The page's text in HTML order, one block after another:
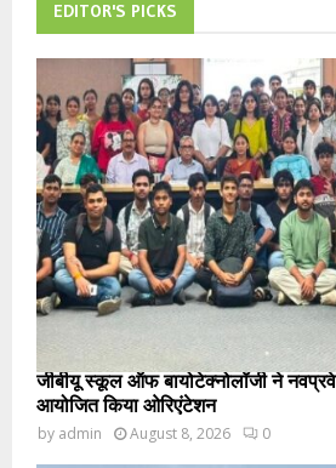
EDITOR'S PICKS
जीबीयू स्कूल ऑफ बायोटेक्नोलॉजी ने
आयोजित किया ओरिएंटेशन
by admin August 8, 2026 0